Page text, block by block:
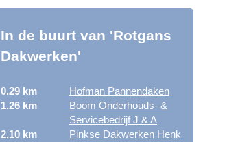
In de buurt van 'Rotgans
Dakwerken'
0.29 km
Hofman Pannendaken
1.26 km
Boom Onderhouds- &
Servicebedrijf J & A
2.10 km
Pinkse Dakwerken Henk